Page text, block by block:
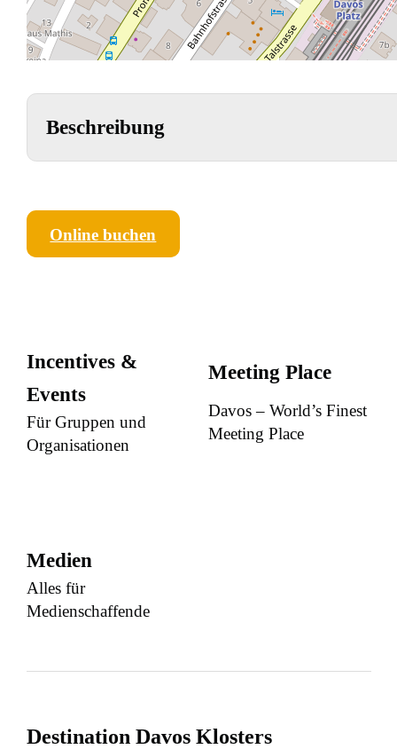
Beschreibung
Online buchen
Incentives &
Events
Für Gruppen und
Organisationen
Meeting Place
Davos – World’s Finest
Meeting Place
Medien
Alles für
Medienschaffende
Destination Davos Klosters